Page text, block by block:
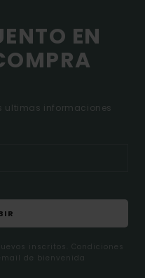
EN
ultimas informaciones
inscritos. Condiciones
de bienvenida